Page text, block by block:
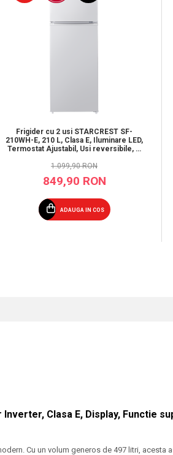
Frigider cu 2 usi STARCREST SF-
210WH-E, 210 L, Clasa E, Iluminare LED,
Termostat Ajustabil, Usi reversibile, H
1.099,90 RON
849,90 RON
ADAUGA IN COS
Inverter, Clasa E, Display, Functie
Cu un volum generos de 497 litri,